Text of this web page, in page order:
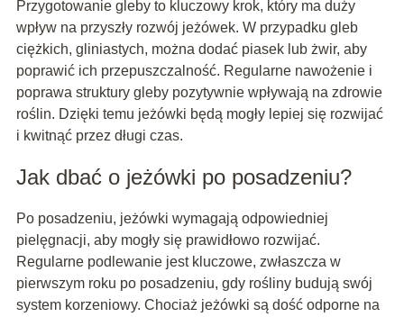
Przygotowanie gleby to kluczowy krok, który ma duży
wpływ na przyszły rozwój jeżówek. W przypadku gleb
ciężkich, gliniastych, można dodać piasek lub żwir, aby
poprawić ich przepuszczalność. Regularne nawożenie i
poprawa struktury gleby pozytywnie wpływają na zdrowie
roślin. Dzięki temu jeżówki będą mogły lepiej się rozwijać
i kwitnąć przez długi czas.
Jak dbać o jeżówki po posadzeniu?
Po posadzeniu, jeżówki wymagają odpowiedniej
pielęgnacji, aby mogły się prawidłowo rozwijać.
Regularne podlewanie jest kluczowe, zwłaszcza w
pierwszym roku po posadzeniu, gdy rośliny budują swój
system korzeniowy. Chociaż jeżówki są dość odporne na